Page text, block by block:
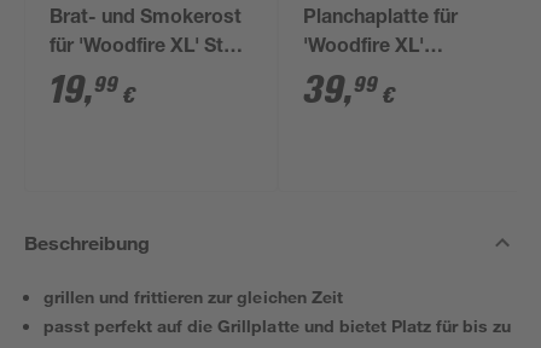
Brat- und Smokerost
für 'Woodfire XL' Stahl
25,4 x 43 x 5,2 cm
19,99 €
Planchaplatte für
'Woodfire XL'
Aluminium 5,2 x 31,8 x
45,9 cm
39,99 €
Beschreibung
grillen und frittieren zur gleichen Zeit
passt perfekt auf die Grillplatte und bietet Platz für bis zu